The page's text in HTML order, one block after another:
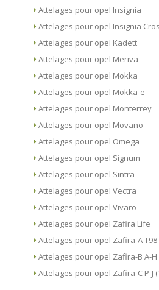
Attelages pour opel Insignia
Attelages pour opel Insignia
Attelages pour opel Kadett
Attelages pour opel Meriva
Attelages pour opel Mokka
Attelages pour opel Mokka-e
Attelages pour opel Monterrey
Attelages pour opel Movano
Attelages pour opel Omega
Attelages pour opel Signum
Attelages pour opel Sintra
Attelages pour opel Vectra
Attelages pour opel Vivaro
Attelages pour opel Zafira Life
Attelages pour opel Zafira-A T98
Attelages pour opel Zafira-B A-H
Attelages pour opel Zafira-C P-J